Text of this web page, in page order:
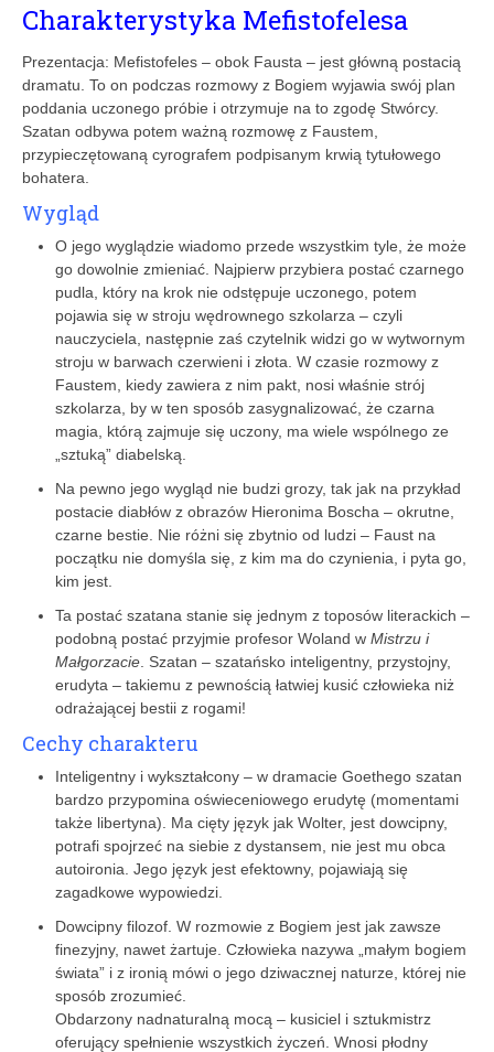
Charakterystyka Mefistofelesa
Prezentacja: Mefistofeles – obok Fausta – jest główną postacią
dramatu. To on podczas rozmowy z Bogiem wyjawia swój plan
poddania uczonego próbie i otrzymuje na to zgodę Stwórcy.
Szatan odbywa potem ważną rozmowę z Faustem,
przypieczętowaną cyrografem podpisanym krwią tytułowego
bohatera.
Wygląd
O jego wyglądzie wiadomo przede wszystkim tyle, że może
go dowolnie zmieniać. Najpierw przybiera postać czarnego
pudla, który na krok nie odstępuje uczonego, potem
pojawia się w stroju wędrownego szkolarza – czyli
nauczyciela, następnie zaś czytelnik widzi go w wytwornym
stroju w barwach czerwieni i złota. W czasie rozmowy z
Faustem, kiedy zawiera z nim pakt, nosi właśnie strój
szkolarza, by w ten sposób zasygnalizować, że czarna
magia, którą zajmuje się uczony, ma wiele wspólnego ze
„sztuką” diabelską.
Na pewno jego wygląd nie budzi grozy, tak jak na przykład
postacie diabłów z obrazów Hieronima Boscha – okrutne,
czarne bestie. Nie różni się zbytnio od ludzi – Faust na
początku nie domyśla się, z kim ma do czynienia, i pyta go,
kim jest.
Ta postać szatana stanie się jednym z toposów literackich –
podobną postać przyjmie profesor Woland w Mistrzu i
Małgorzacie . Szatan – szatańsko inteligentny, przystojny,
erudyta – takiemu z pewnością łatwiej kusić człowieka niż
odrażającej bestii z rogami!
Cechy charakteru
Inteligentny i wykształcony – w dramacie Goethego szatan
bardzo przypomina oświeceniowego erudytę (momentami
także libertyna). Ma cięty język jak Wolter, jest dowcipny,
potrafi spojrzeć na siebie z dystansem, nie jest mu obca
autoironia. Jego język jest efektowny, pojawiają się
zagadkowe wypowiedzi.
Dowcipny filozof. W rozmowie z Bogiem jest jak zawsze
finezyjny, nawet żartuje. Człowieka nazywa „małym bogiem
świata” i z ironią mówi o jego dziwacznej naturze, której nie
sposób zrozumieć.
Obdarzony nadnaturalną mocą – kusiciel i sztukmistrz
oferujący spełnienie wszystkich życzeń. Wnosi płodny